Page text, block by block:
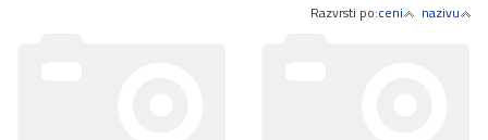
Razvrsti po:ceni nazivu